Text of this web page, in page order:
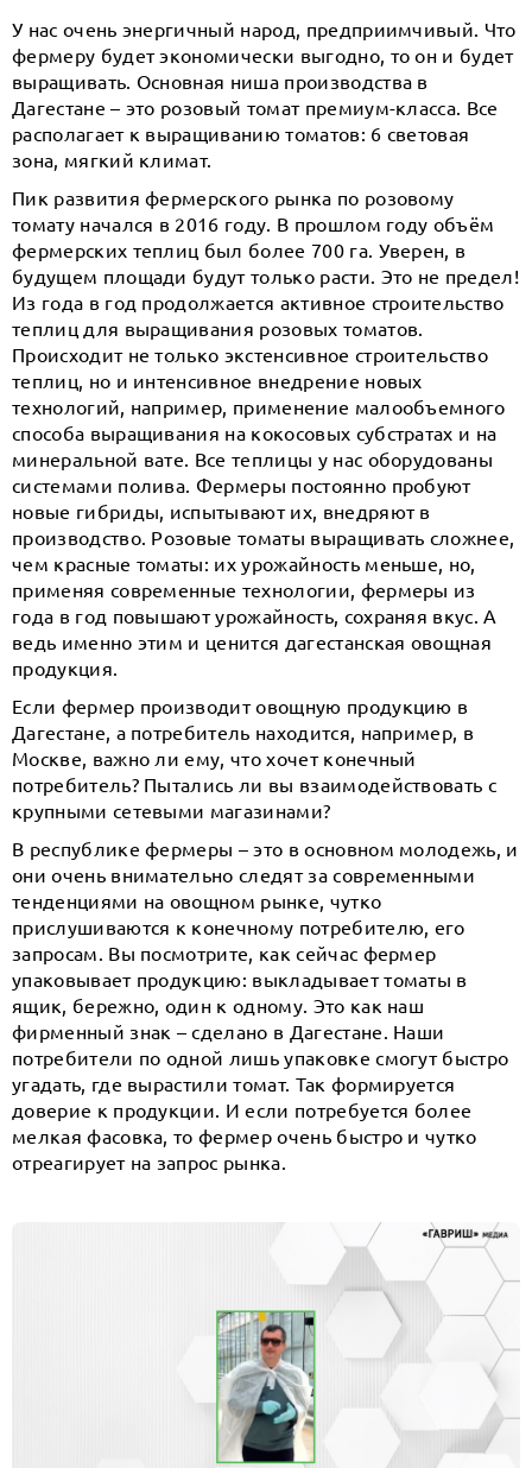
У нас очень энергичный народ, предприимчивый. Что
фермеру будет экономически выгодно, то он и будет
выращивать. Основная ниша производства в
Дагестане – это розовый томат премиум-класса. Все
располагает к выращиванию томатов: 6 световая
зона, мягкий климат.
Пик развития фермерского рынка по розовому
томату начался в 2016 году. В прошлом году объём
фермерских теплиц был более 700 га. Уверен, в
будущем площади будут только расти. Это не предел!
Из года в год продолжается активное строительство
теплиц для выращивания розовых томатов.
Происходит не только экстенсивное строительство
теплиц, но и интенсивное внедрение новых
технологий, например, применение малообъемного
способа выращивания на кокосовых субстратах и на
минеральной вате. Все теплицы у нас оборудованы
системами полива. Фермеры постоянно пробуют
новые гибриды, испытывают их, внедряют в
производство. Розовые томаты выращивать сложнее,
чем красные томаты: их урожайность меньше, но,
применяя современные технологии, фермеры из
года в год повышают урожайность, сохраняя вкус. А
ведь именно этим и ценится дагестанская овощная
продукция.
Если фермер производит овощную продукцию в
Дагестане, а потребитель находится, например, в
Москве, важно ли ему, что хочет конечный
потребитель? Пытались ли вы взаимодействовать с
крупными сетевыми магазинами?
В республике фермеры – это в основном молодежь, и
они очень внимательно следят за современными
тенденциями на овощном рынке, чутко
прислушиваются к конечному потребителю, его
запросам. Вы посмотрите, как сейчас фермер
упаковывает продукцию: выкладывает томаты в
ящик, бережно, один к одному. Это как наш
фирменный знак – сделано в Дагестане. Наши
потребители по одной лишь упаковке смогут быстро
угадать, где вырастили томат. Так формируется
доверие к продукции. И если потребуется более
мелкая фасовка, то фермер очень быстро и чутко
отреагирует на запрос рынка.